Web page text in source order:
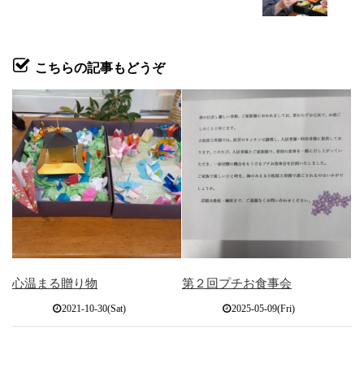
こちらの記事もどうぞ
心温まる贈り物
2021-10-30(Sat)
第２回プチお食事会
2025-05-09(Fri)